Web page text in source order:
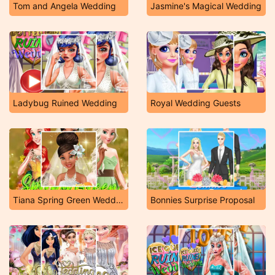
Tom and Angela Wedding Jasmine's Magical Wedding
Ladybug Ruined Wedding Royal Wedding Guests
Tiana Spring Green Wedding Bonnies Surprise Proposal